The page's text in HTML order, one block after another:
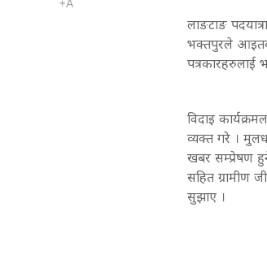
लाङटाङ
भक्तपुरले
पत्रकारहरुलाई
विदाइ
व्यक्त गरे ।
खबर सम्प्रेषण
सहित ग्रामीण
सुझाए ।